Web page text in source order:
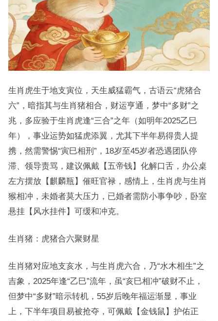
生肖虎生于地支寅位，天生威猛霸气，古语云“虎猪合
六”，暗指其与生肖猪相合，财运亨通，梦中“多财”之
兆，多应验于生肖虎逢“三合”之年（如明年2025乙巳
年），事业运势如猛虎添翼，尤其下半年易得贵人提
携，然需警惕“寅巳相刑”，18岁至45岁者恐遇团队停
滞、领导责骂，建议佩戴【五帝钱】化解口舌，办公桌
左方摆放【麒麟瓶】催旺官禄，感情上，生肖虎与生肖
猴相冲，未婚者莫大压力，已婚者需防小事争吵，卧室
悬挂【风水挂件】可缓和冲克。
生肖猪：虎猪合六聚财星
生肖猪对应地支亥水，与生肖虎六合，乃“水木相生”之
吉象，2025年逢“乙巳”流年，虽“亥巳相冲”破财不止，
但梦中“多财”暗示转机，55岁后晚年福运渐显，事业
上，下半年项目易被抢夺，可佩戴【金钱鼠】护佑正